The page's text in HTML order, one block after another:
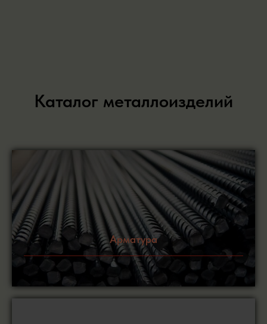
Каталог металлоизделий
Арматура